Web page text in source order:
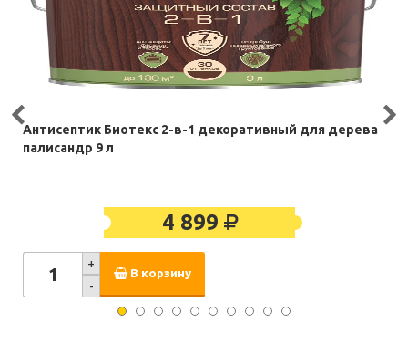
Антисептик Биотекс 2-в-1 декоративный для дерева
палисандр 9 л
4 899
+
-
В корзину